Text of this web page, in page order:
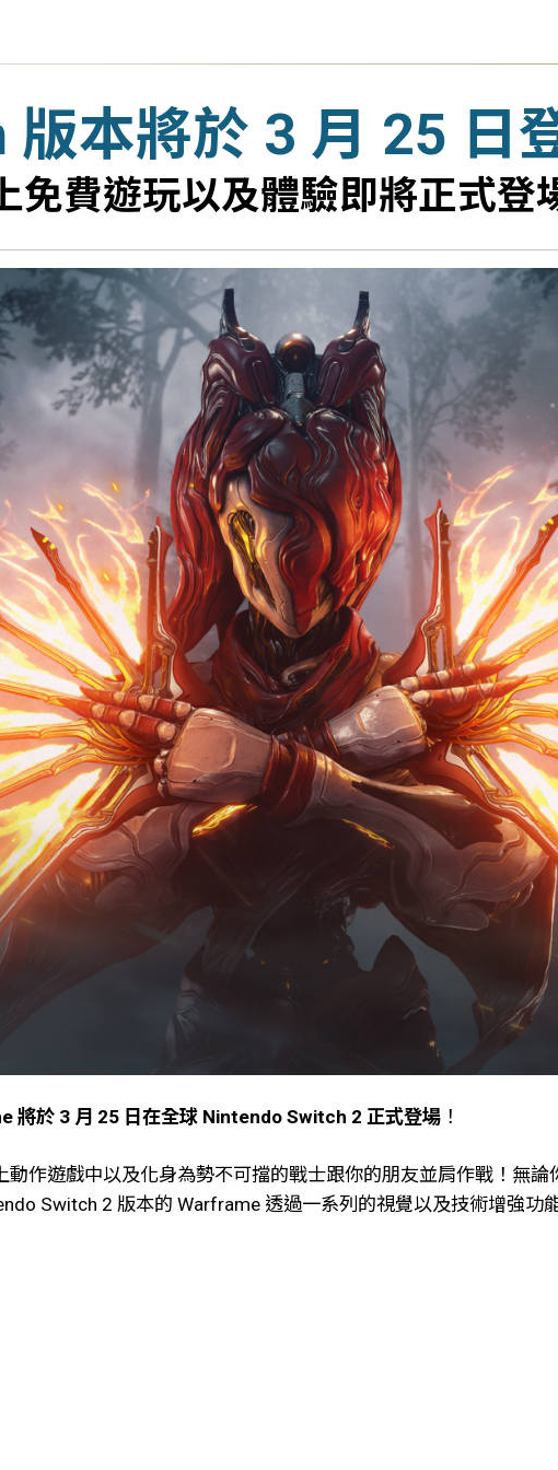
本將於 3 月 25 日
免費遊玩以及體驗即將正式登
將於 3 月 25 日在全球 Nintendo Switch 2 正式登場 ！
作遊戲中以及化身為勢不可擋的戰士跟你的朋友並肩作戰！無
Switch 2 版本的 Warframe 透過一系列的視覺以及技術增強功